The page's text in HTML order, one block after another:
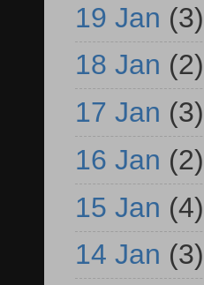
19 Jan (3)
18 Jan (2)
17 Jan (3)
16 Jan (2)
15 Jan (4)
14 Jan (3)